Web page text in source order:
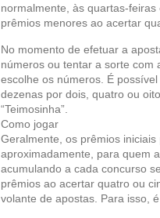
normalmente, às quartas-
prêmios menores ao acertar
No momento de efetuar a
números ou tentar a sorte com
escolhe os números. É
dezenas por dois, quatro ou
“Teimosinha”.
Como jogar
Geralmente, os prêmios
aproximadamente, para quem
acumulando a cada concurso
prêmios ao acertar quatro ou
volante de apostas. Para isso,